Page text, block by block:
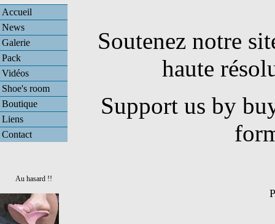
Accueil
News
Galerie
Pack
Vidéos
Shoe's room
Boutique
Liens
Contact
Au hasard !!
Soutenez notre
haute
Support us by